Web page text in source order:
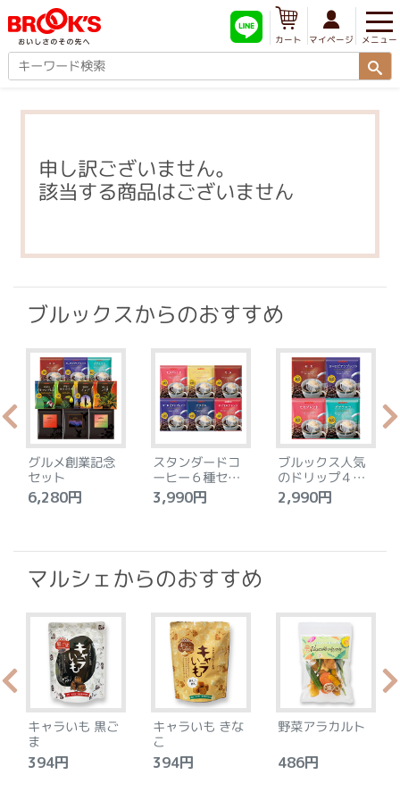
メニュー
マイページ
カート
申し訳ございません。
該当する商品はございません
ブルックスからのおすすめ
グルメ創業記念
セット
6,280円
スタンダードコ
ーヒー６種セッ
ト
3,990円
ブルックス人気
のドリップ４種
セット
2,990円
マルシェからのおすすめ
キャラいも 黒ご
ま
394円
キャラいも きな
こ
394円
野菜アラカルト
486円